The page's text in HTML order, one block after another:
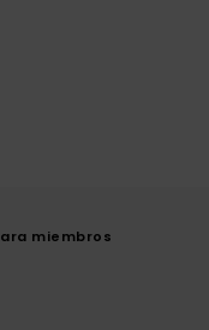
miembros